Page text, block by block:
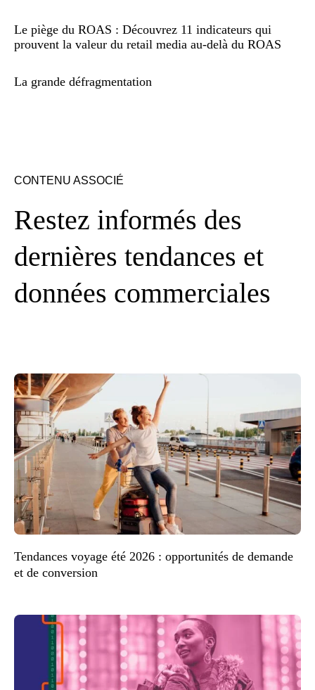
Le piège du ROAS : Découvrez 11 indicateurs qui
prouvent la valeur du retail media au-delà du ROAS
La grande défragmentation
CONTENU ASSOCIÉ
Restez informés des
dernières tendances et
données commerciales
Tendances voyage été 2026 : opportunités de demande
et de conversion